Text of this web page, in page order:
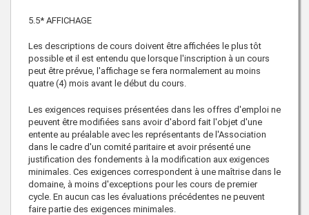
5.5* AFFICHAGE
Les descriptions de cours doivent être affichées le plus tôt
possible et il est entendu que lorsque l'inscription à un cours
peut être prévue, l'affichage se fera normalement au moins
quatre (4) mois avant le début du cours.
Les exigences requises présentées dans les offres d'emploi ne
peuvent être modifiées sans avoir d'abord fait l'objet d'une
entente au préalable avec les représentants de l'Association
dans le cadre d'un comité paritaire et avoir présenté une
justification des fondements à la modification aux exigences
minimales. Ces exigences correspondent à une maîtrise dans le
domaine, à moins d'exceptions pour les cours de premier
cycle. En aucun cas les évaluations précédentes ne peuvent
faire partie des exigences minimales.